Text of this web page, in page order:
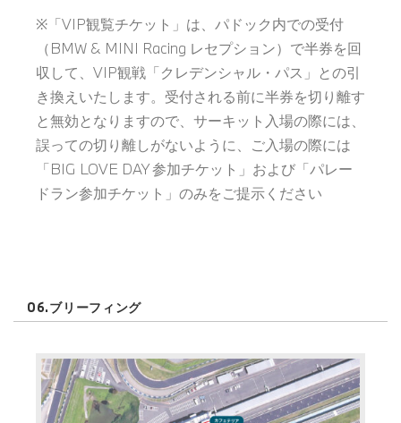
※「VIP観覧チケット」は、パドック内での受付
（BMW & MINI Racing レセプション）で半券を回
収して、VIP観戦「クレデンシャル・パス」との引
き換えいたします。受付される前に半券を切り離す
と無効となりますので、サーキット入場の際には、
誤っての切り離しがないように、ご入場の際には
「BIG LOVE DAY 参加チケット」および「パレー
ドラン参加チケット」のみをご提示ください
06.ブリーフィング